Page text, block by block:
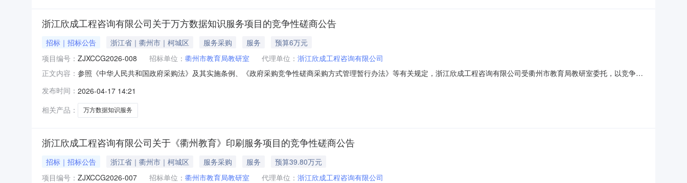
浙江欣成工程咨询有限公司关于万方数据知识服务项目的竞争性磋商公告
招标｜招标公告 浙江省｜衢州市｜柯城区 服务采购 服务
预算6万元
项目编号： ZJXCCG2026-008 招标单位： 衢州市教育局教研室 代理单位： 浙江欣成工程咨询有限公司
正文内容： 参照《中华人民共和国政府采购法》及其实施条例、《政府采购竞争性磋商采购方式管理暂行办法》等有关规定，浙江欣成工程咨询有限公司受衢州市教育局教研室委托，以竞争性
等：序号采购内容数量单位预算金额备注1万方数据知识服务项目1项6万元/年详细采购内容第三部分《采购需求》服务期限：二年，具体以合同签订为准。四、合格投标供应商的资
格要求:1.符合《中华人民共和
发布时间： 2026-04-17 14:21
相关产品：
万方数据知识服务
浙江欣成工程咨询有限公司关于《衢州教育》印刷服务项目的竞争性磋商公告
招标｜招标公告 浙江省｜衢州市｜柯城区 服务采购 服务
预算39.80万元
项目编号： ZJXCCG2026-007 招标单位： 衢州市教育局教研室 代理单位： 浙江欣成工程咨询有限公司